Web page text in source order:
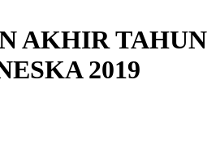
AKHIR TAHUN
2019